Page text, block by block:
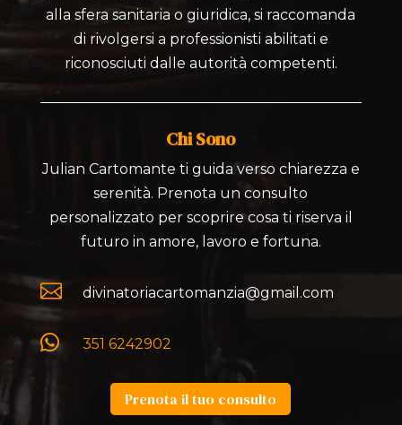
alla sfera sanitaria o giuridica, si raccomanda
di rivolgersi a professionisti abilitati e
riconosciuti dalle autorità competenti.
Chi Sono
Julian Cartomante ti guida verso chiarezza e
serenità. Prenota un consulto
personalizzato per scoprire cosa ti riserva il
futuro in amore, lavoro e fortuna.
 divinatoriacartomanzia@gmail.com
 351 6242902
Prenota il tuo consulto